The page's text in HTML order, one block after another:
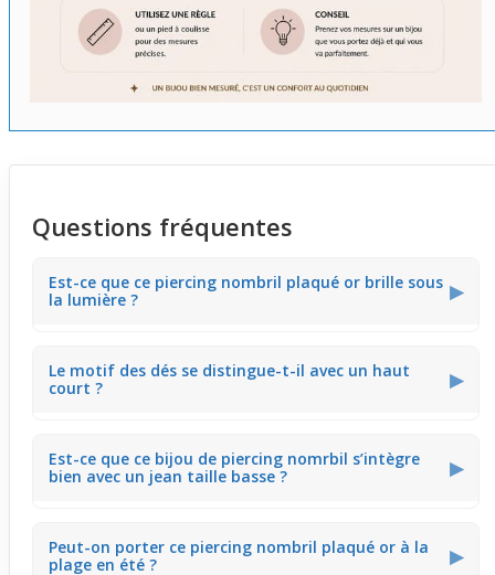
Questions fréquentes
Est-ce que ce piercing nombril plaqué or brille sous
la lumière ?
▶
or jaune qui captent bien la lumière. Il crée un éclat
subtil, parfait pour attirer le regard délicatement au
Le motif des dés se distingue-t-il avec un haut
court ?
▶
haut court, apportant une touche lumineuse élégante.
Cela valorise le ventre sans imposer un style trop chargé
Est-ce que ce bijou de piercing nomrbil s’intègre
bien avec un jean taille basse ?
▶
adaptation aux mouvements et à une taille basse. Le
contact léger avec la ceinture est possible mais les dés
Peut-on porter ce piercing nombril plaqué or à la
plage en été ?
▶